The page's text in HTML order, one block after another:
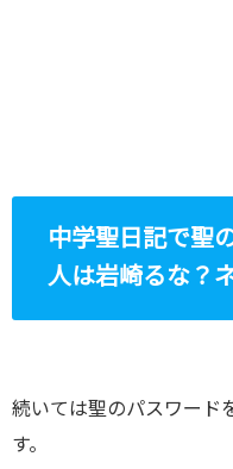
中学聖日記で聖
人は岩崎るな？
続いては聖のパスワード
す。